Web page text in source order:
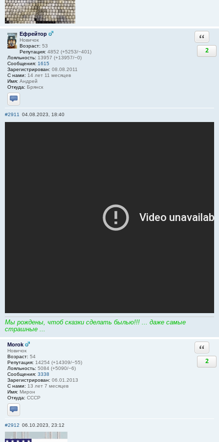
Ефрейтор
Новичок
Возраст: 53
Репутация: 4852 (+5253/−401)
Лояльность: 13957 (+13957/−0)
Сообщения: 1615
Зарегистрирован: 08.08.2011
С нами: 14 лет 11 месяцев
Имя: Андрей
Откуда: Брянск
Отправить личное сообщение
2
#2911 04.08.2023, 18:40
Мы рождены, чтоб сказки сделать былью!!! ... даже самые
страшные ...
Morok
Новичок
Возраст: 54
Репутация: 14254 (+14309/−55)
Лояльность: 5084 (+5090/−6)
Сообщения: 3338
Зарегистрирован: 06.01.2013
С нами: 13 лет 7 месяцев
Имя: Мирон
Откуда: СССР
Отправить личное сообщение
2
#2912 06.10.2023, 23:12